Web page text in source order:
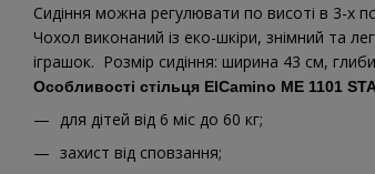
Сидіння можна регулювати по висоті в 3-х
Чохол виконаний із еко-шкіри, знімний та
іграшок. Розмір сидіння: ширина 43 см,
Особливості стільця ElCamino ME 1101
для дітей від 6 міс до 60 кг;
захист від сповзання;